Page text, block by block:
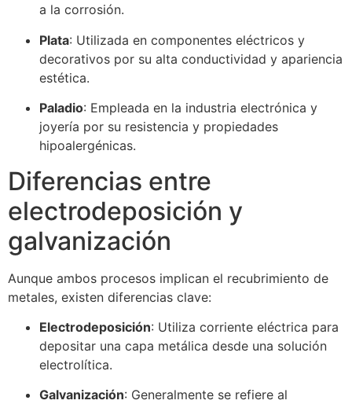
a la corrosión.
Plata: Utilizada en componentes eléctricos y
decorativos por su alta conductividad y apariencia
estética.
Paladio: Empleada en la industria electrónica y
joyería por su resistencia y propiedades
hipoalergénicas.
Diferencias entre
electrodeposición y
galvanización
Aunque ambos procesos implican el recubrimiento de
metales, existen diferencias clave:
Electrodeposición: Utiliza corriente eléctrica para
depositar una capa metálica desde una solución
electrolítica.
Galvanización: Generalmente se refiere al